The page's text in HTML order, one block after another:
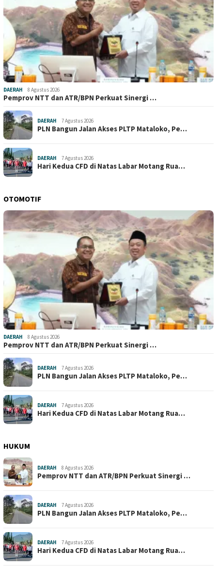
DAERAH 8 Agustus 2026
Pemprov NTT dan ATR/BPN Perkuat Sinergi …
DAERAH 7 Agustus 2026
PLN Bangun Jalan Akses PLTP Mataloko, Pe…
DAERAH 7 Agustus 2026
Hari Kedua CFD di Natas Labar Motang Rua…
OTOMOTIF
DAERAH 8 Agustus 2026
Pemprov NTT dan ATR/BPN Perkuat Sinergi …
DAERAH 7 Agustus 2026
PLN Bangun Jalan Akses PLTP Mataloko, Pe…
DAERAH 7 Agustus 2026
Hari Kedua CFD di Natas Labar Motang Rua…
HUKUM
DAERAH 8 Agustus 2026
Pemprov NTT dan ATR/BPN Perkuat Sinergi …
DAERAH 7 Agustus 2026
PLN Bangun Jalan Akses PLTP Mataloko, Pe…
DAERAH 7 Agustus 2026
Hari Kedua CFD di Natas Labar Motang Rua…